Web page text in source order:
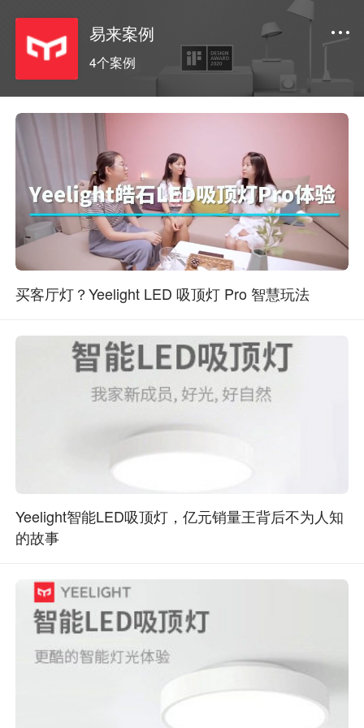
易来案例
4个案例
买客厅灯？Yeelight LED 吸顶灯 Pro 智慧玩法
Yeelight智能LED吸顶灯，亿元销量王背后不为人知
的故事